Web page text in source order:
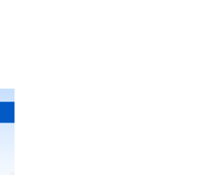
en espèces et d'autres